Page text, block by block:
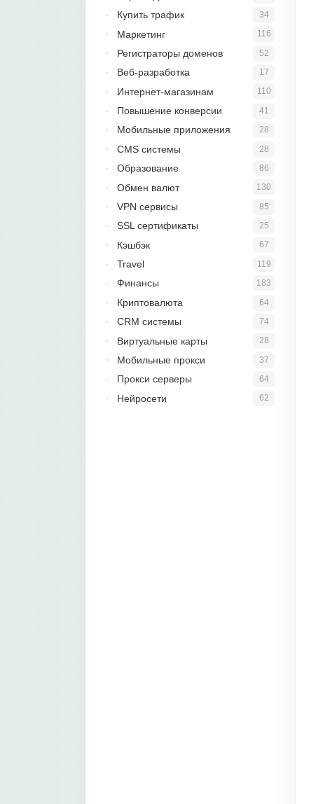
34
Купить трафик
116
Маркетинг
52
Регистраторы доменов
17
Веб-разработка
110
Интернет-магазинам
41
Повышение конверсии
28
Мобильные приложения
28
CMS системы
86
Образование
130
Обмен валют
85
VPN сервисы
25
SSL сертификаты
67
Кэшбэк
119
Travel
183
Финансы
64
Криптовалюта
74
CRM системы
28
Виртуальные карты
37
Мобильные прокси
64
Прокси серверы
62
Нейросети